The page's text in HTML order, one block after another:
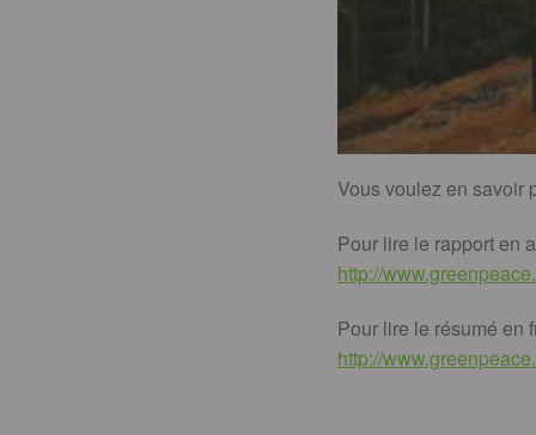
Vous voulez en savoir
Pour lire le rapport en
http://
Pour lire le résumé en
http://